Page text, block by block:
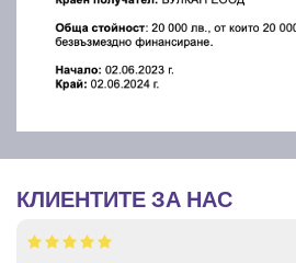
КЛИЕНТИТЕ ЗА НАС